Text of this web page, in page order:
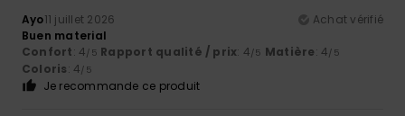
Ayo11 juillet 2026
Achat vérifié
Buen material
Confort: 4/5 Rapport qualité / prix: 4/5 Matière: 4/5
Coloris: 4/5
Je recommande ce produit